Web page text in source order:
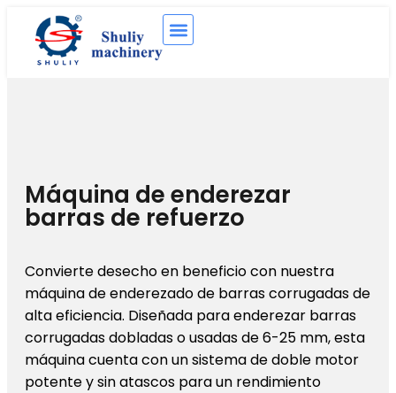
Máquina de enderezar
barras de refuerzo
Convierte desecho en beneficio con nuestra
máquina de enderezado de barras corrugadas de
alta eficiencia. Diseñada para enderezar barras
corrugadas dobladas o usadas de 6-25 mm, esta
máquina cuenta con un sistema de doble motor
potente y sin atascos para un rendimiento